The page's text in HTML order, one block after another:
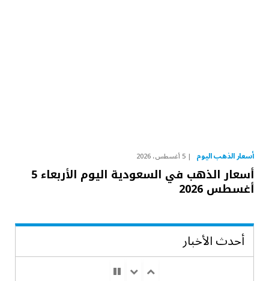
أسعار الذهب اليوم 5 أغسطس، 2026
أسعار الذهب في السعودية اليوم الأربعاء 5
أغسطس 2026
أحدث الأخبار